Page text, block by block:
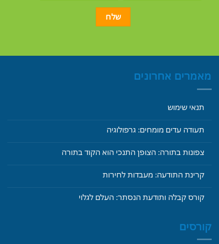
מאמרים אחרונים
תנאי שימוש
תעודה עדים מומחים: גרפולוגיה
צפונות בתורה: הצופן התנכי הוא הקוד בתורה
קרינת התודעה: מעבדות לחירות
קורס קבלה ותודעת הנסתר: העלם לגלוי
קורסים